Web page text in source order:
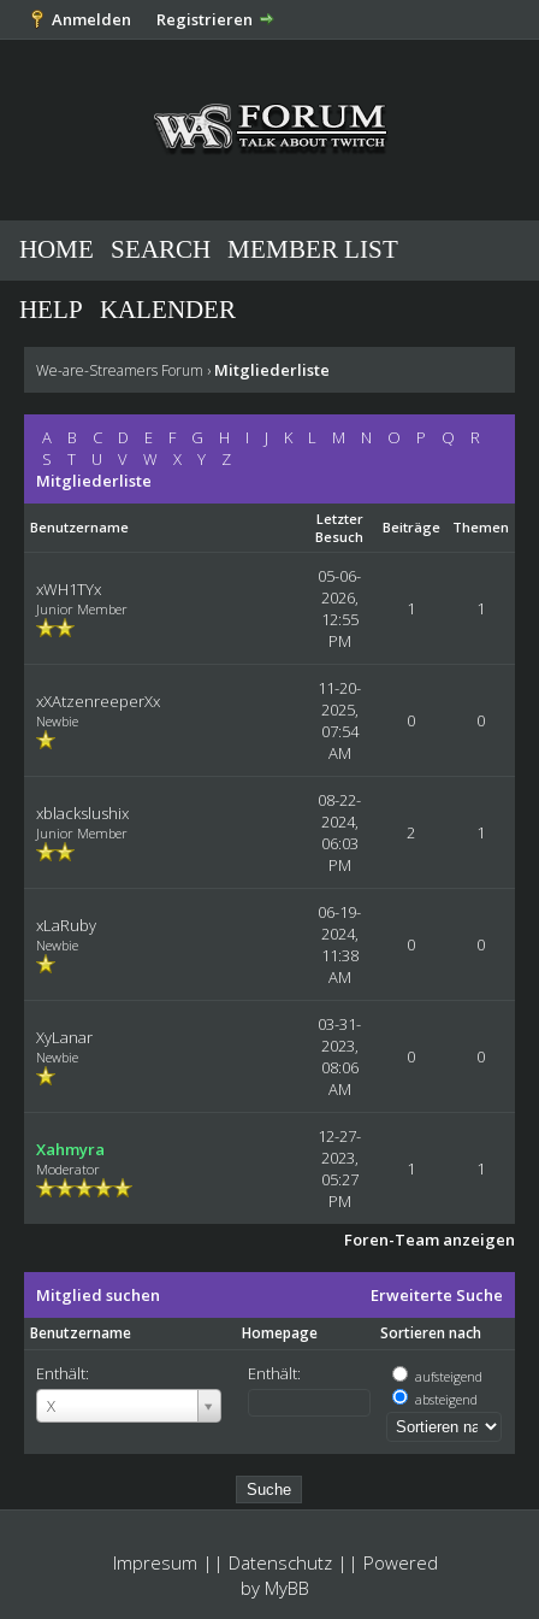
Anmelden Registrieren
HOME SEARCH MEMBER LIST
HELP KALENDER
We-are-Streamers Forum › Mitgliederliste
A B C D E F G H I J K L M N O P Q
R
S
T U V W X Y
Z
Mitgliederliste
Benutzername
Letzter
Besuch
Beiträge Themen
xWH1TYx
Junior Member
05-06-
2026,
12:55
PM
1 1
xXAtzenreeperXx
Newbie
11-20-
2025,
07:54
AM
0 0
xblackslushix
Junior Member
08-22-
2024,
06:03
PM
2 1
xLaRuby
Newbie
06-19-
2024,
11:38
AM
0 0
XyLanar
Newbie
03-31-
2023,
08:06
AM
0 0
Xahmyra
Moderator
12-27-
2023,
05:27
PM
1 1
Foren-Team anzeigen
Erweiterte Suche
Mitglied suchen
Benutzername Homepage Sortieren nach
Enthält:
X
Benutzername
Enthält:
aufsteigend
absteigend
Impresum || Datenschutz|| Powered
by MyBB